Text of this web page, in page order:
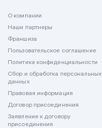
О компании
Наши партнеры
Франшиза
Пользовательское соглашение
Политика конфиденциальности
Сбор и обработка персональных
данных
Правовая информация
Договор присоединения
Заявление к договору
присоединения